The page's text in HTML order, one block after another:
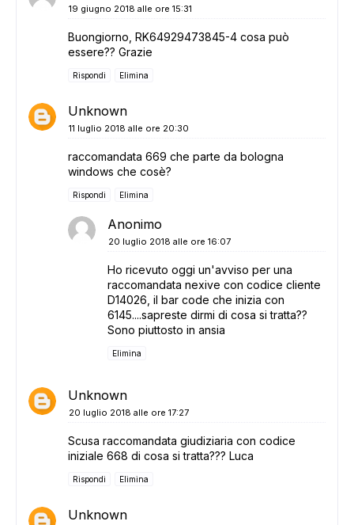
19 giugno 2018 alle ore 15:31
Buongiorno, RK64929473845-4 cosa può
essere?? Grazie
Rispondi Elimina
Unknown
11 luglio 2018 alle ore 20:30
raccomandata 669 che parte da bologna
windows che cosè?
Rispondi Elimina
Anonimo
20 luglio 2018 alle ore 16:07
Ho ricevuto oggi un'avviso per una
raccomandata nexive con codice cliente
D14026, il bar code che inizia con
6145....sapreste dirmi di cosa si tratta??
Sono piuttosto in ansia
Elimina
Unknown
20 luglio 2018 alle ore 17:27
Scusa raccomandata giudiziaria con codice
iniziale 668 di cosa si tratta??? Luca
Rispondi Elimina
Unknown